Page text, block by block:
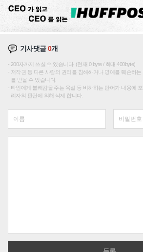
기사댓글0개
200자까지 쓰실 수 있습니다. (현재 0 byte / 최대 400byte)
저작권 등 다른 사람의 권리를 침해하거나 명예를 훼손하는
를 받을 수 있습니다.
타인에게 불쾌감을 주는 욕설 등 비하하는 단어가 내용에
리자의 판단에 의해 삭제 합니다.